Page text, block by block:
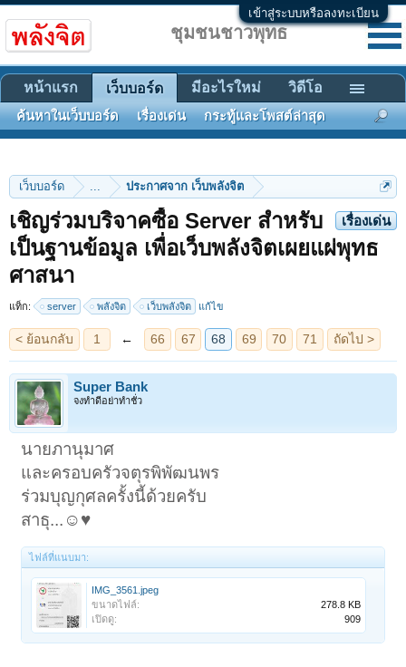
เข้าสู่ระบบหรือลงทะเบียน
เว็บบอร์ด ... ประกาศจาก เว็บพลังจิต
เรื่องเด่น
เชิญร่วมบริจาคซื้อ Server สำหรับ
เป็นฐานข้อมูล เพื่อเว็บพลังจิตเผยแผ่พุทธ
ศาสนา
แท็ก: server พลังจิต เว็บพลังจิต แก้ไข
< ย้อนกลับ 1 ← 66 67 68 69 70 71 ถัดไป >
Super Bank
จงทำดีอย่าทำชั่ว
นายภานุมาศ
และครอบครัวจตุรพิพัฒนพร
ร่วมบุญกุศลครั้งนี้ด้วยครับ
สาธุ...☺️♥️
ไฟล์ที่แนบมา:
IMG_3561.jpeg
ขนาดไฟล์:
278.8 KB
เปิดดู:
909
ชุมชนชาวพุทธ
หน้าแรก เว็บบอร์ด
ค้นหาในเว็บบอร์ด เรื่องเด่น กระทู้และโพสต์ล่าสุด
มีอะไรใหม่ วิดีโอ